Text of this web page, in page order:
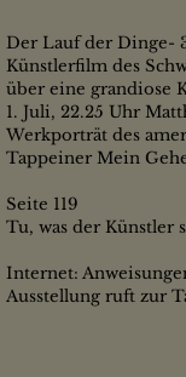
Der Lauf der Dinge-
Künstlerfilm des
über eine grandiose
1. Juli, 22.25 Uhr
Werkporträt des
Tappeiner Mein
Seite 119
Tu, was der Künstler
Internet:
Ausstellung ruft zur